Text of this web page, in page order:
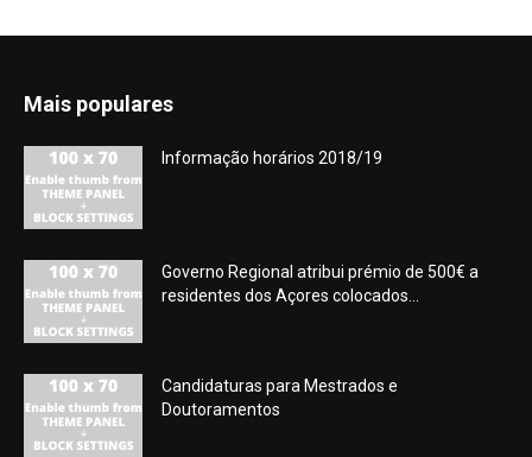
Mais populares
Informação horários 2018/19
Governo Regional atribui prémio de 500€ a
residentes dos Açores colocados...
Candidaturas para Mestrados e
Doutoramentos